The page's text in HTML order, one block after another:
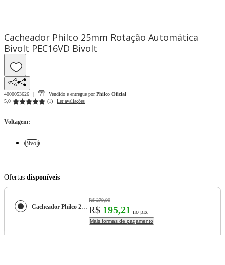
Cacheador Philco 25mm Rotação Automática
Bivolt PEC16VD Bivolt
4000053626 Vendido e entregue por Philco Oficial
5,0
(1) Ler avaliações
Voltagem:
Bivolt
Ofertas disponíveis
Cacheador Philco 25mm Rotação Automática Bivolt PEC16VD
R$ 279,90
R$ 195,21 no pix
Mais formas de pagamento